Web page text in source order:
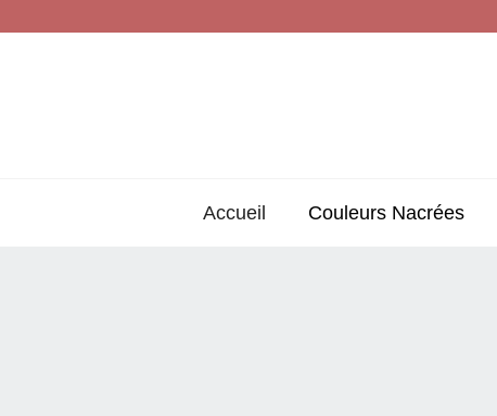
Accueil Couleurs Nacrées